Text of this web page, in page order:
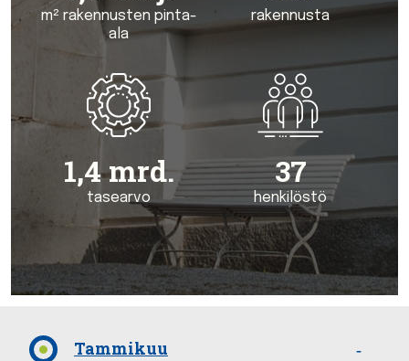
m² rakennusten pinta-
ala
rakennusta
1,4 mrd.
tasearvo
37
henkilöstö
Tammikuu